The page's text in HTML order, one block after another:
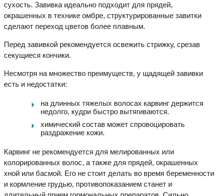
сухость. Завивка идеально подходит для прядей,
окрашенных в технике омбре, структурированные завитки
сделают переход цветов более плавным.
Перед завивкой рекомендуется освежить стрижку, срезав
секущиеся кончики.
Несмотря на множество преимуществ, у щадящей завивки
есть и недостатки:
на длинных тяжелых волосах карвинг держится
недолго, кудри быстро вытягиваются.
химический состав может спровоцировать
раздражение кожи.
Карвинг не рекомендуется для мелированных или
колорированных волос, а также для прядей, окрашенных
хной или басмой. Его не стоит делать во время беременности
и кормление грудью, противопоказанием станет и